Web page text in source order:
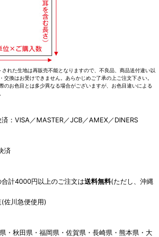
れた生地は再販売不能となりますので、不良品、商品送付違い以
交換はお受けできません。あらかじめご了承の上ご注文下さい。
のお色目とは多少異なる場合がございますが、お色目違いによる
：VISA／MASTER／JCB／AMEX／DINERS
済
計4000円以上のご注文は送料無料(ただし、沖縄
川急便使用)
・秋田県・福岡県・佐賀県・長崎県・熊本県・大